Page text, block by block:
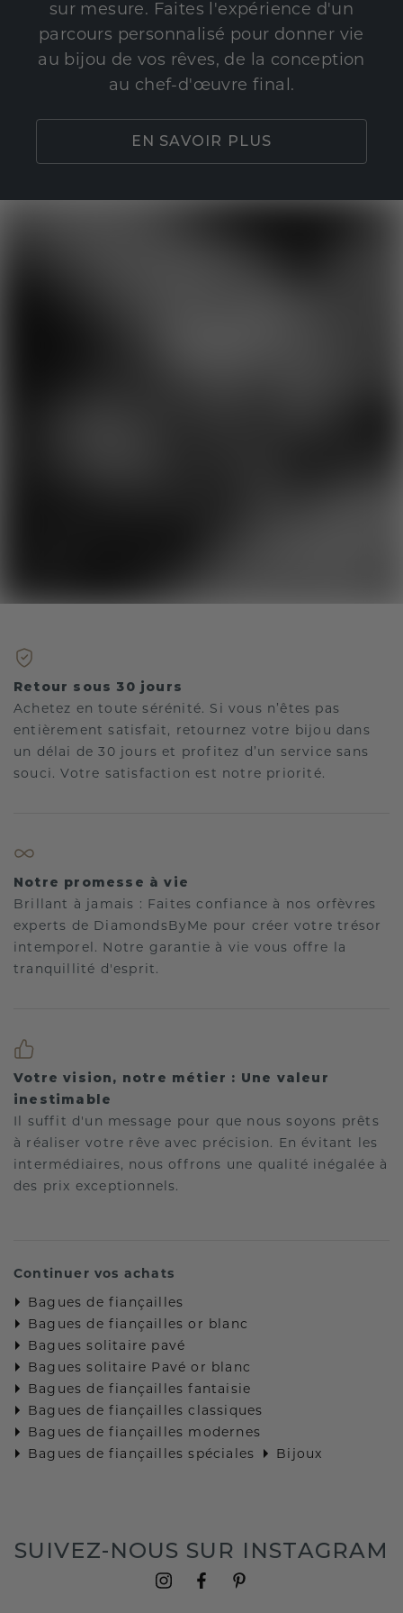
sur mesure. Faites l'expérience d'un
parcours personnalisé pour donner vie
au bijou de vos rêves, de la conception
au chef-d'œuvre final.
EN SAVOIR PLUS
Retour sous 30 jours
Achetez en toute sérénité. Si vous n’êtes pas
entièrement satisfait, retournez votre bijou dans
un délai de 30 jours et profitez d’un service sans
souci. Votre satisfaction est notre priorité.
Notre promesse à vie
Brillant à jamais : Faites confiance à nos orfèvres
experts de DiamondsByMe pour créer votre trésor
intemporel. Notre garantie à vie vous offre la
tranquillité d'esprit.
Votre vision, notre métier : Une valeur
inestimable
Il suffit d'un message pour que nous soyons prêts
à réaliser votre rêve avec précision. En évitant les
intermédiaires, nous offrons une qualité inégalée à
des prix exceptionnels.
Continuer vos achats
Bagues de fiançailles
Bagues de fiançailles or blanc
Bagues solitaire pavé
Bagues solitaire Pavé or blanc
Bagues de fiançailles fantaisie
Bagues de fiançailles classiques
Bagues de fiançailles modernes
Bagues de fiançailles spéciales
Bijoux
SUIVEZ-NOUS SUR INSTAGRAM